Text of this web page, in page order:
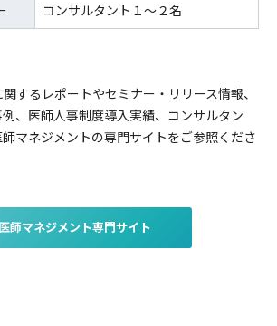
コンサルタント１～２名
するレポートやセミナー・リリース情報、
、医師人事制度導入実績、コンサルタン
師マネジメントの専門サイトをご参照くださ
医師マネジメント専門サイト